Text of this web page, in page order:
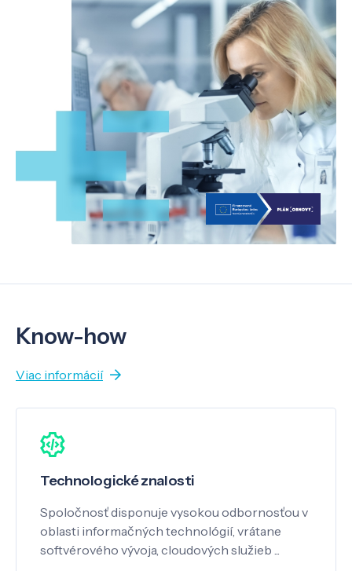
Know-how
Viac informácií
Technologické znalosti
Spoločnosť disponuje vysokou odbornosťou v
oblasti informačných technológií, vrátane
softvérového vývoja, cloudových služieb ...